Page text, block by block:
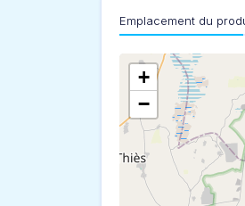
Emplacement du
+
−